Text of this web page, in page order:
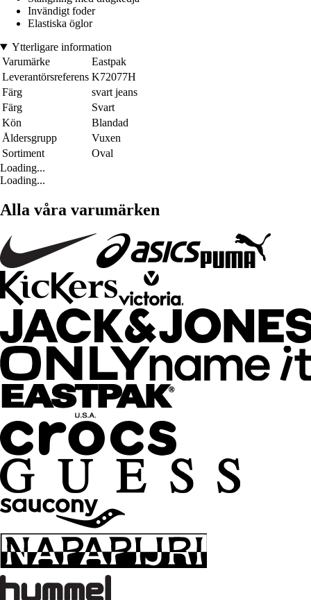
Invändigt foder
Elastiska öglor
Ytterligare information
Varumärke
Eastpak
Leverantörsreferens K72077H
Färg
svart jeans
Färg
Svart
Kön
Blandad
Åldersgrupp
Vuxen
Sortiment
Oval
Loading...
Loading...
Alla våra varumärken